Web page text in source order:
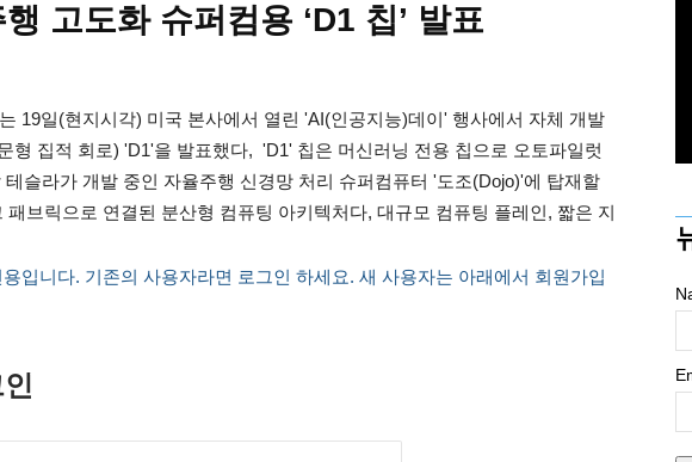
고도화 슈퍼컴용 ‘D1 칩’ 발표
19일(현지시각) 미국 본사에서 열린 'AI(인공지능)데이' 행사에서 자체 개발
형 집적 회로) 'D1'을 발표했다, 'D1' 칩은 머신러닝 전용 칩으로 오토파일럿
테슬라가 개발 중인 자율주행 신경망 처리 슈퍼컴퓨터 '도조(Dojo)'에 탑재할
브릭으로 연결된 분산형 컴퓨팅 아키텍처다, 대규모 컴퓨팅 플레인, 짧은 지
입니다. 기존의 사용자라면 로그인 하세요. 새 사용자는 아래에서 회원가입